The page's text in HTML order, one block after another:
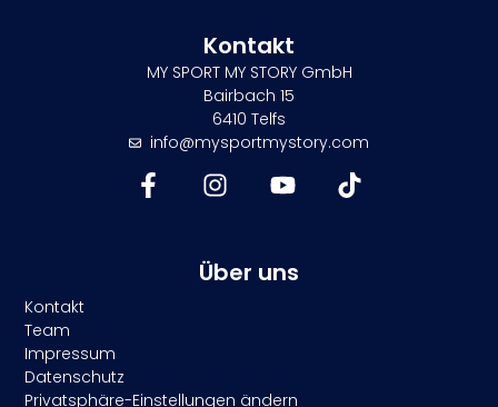
Kontakt
MY SPORT MY STORY GmbH
Bairbach 15
6410 Telfs
info@mysportmystory.com
Über uns
Kontakt
Team
Impressum
Datenschutz
Privatsphäre-Einstellungen ändern